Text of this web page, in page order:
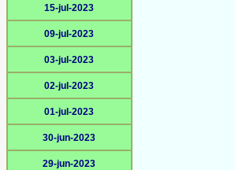
15-jul-2023
09-jul-2023
03-jul-2023
02-jul-2023
01-jul-2023
30-jun-2023
29-jun-2023